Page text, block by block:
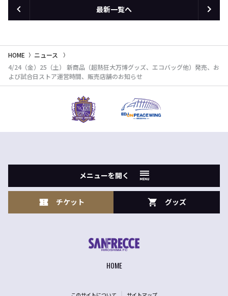
最新一覧へ
HOME
ニュース
4/24（金）25（土） 新商品（超熱狂大万博グッズ、エコバッグ他）発売、お
よび試合日ストア運営時間、販売店舗のお知らせ
メニューを開く
チケット グッズ
HOME